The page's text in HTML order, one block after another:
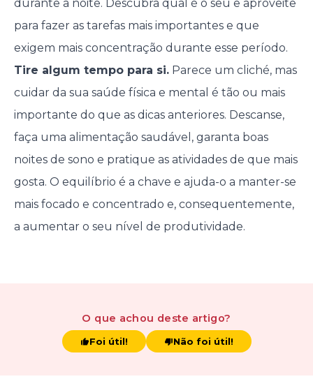
durante a noite. Descubra qual é o seu e aproveite
para fazer as tarefas mais importantes e que
exigem mais concentração durante esse período.
Tire algum tempo para si.Parece um cliché, mas
cuidar da sua saúde física e mental é tão ou mais
importante do que as dicas anteriores. Descanse,
faça uma alimentação saudável, garanta boas
noites de sono e pratique as atividades de que mais
gosta. O equilíbrio é a chave e ajuda-o a manter-se
mais focado e concentrado e, consequentemente,
a aumentar o seu nível de produtividade.
O que achou deste artigo?
Foi útil! Não foi útil!